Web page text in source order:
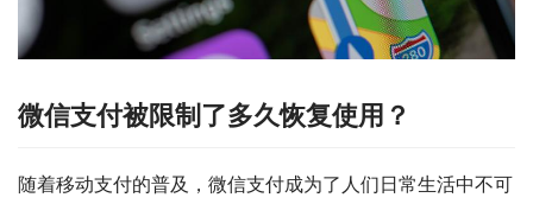
微信支付被限制了多久恢复使用？
随着移动支付的普及，微信支付成为了人们日常生活中不可